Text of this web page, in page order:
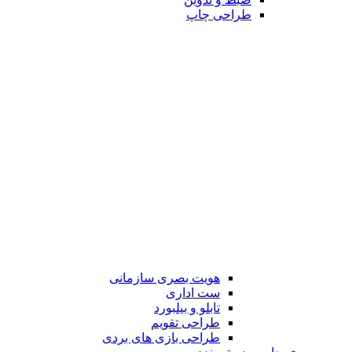
طراحی چاپ
هویت بصری سازمانی
ست اداری
تابلو و بیلبورد
طراحی تقویم
طراحی بازی های بردی